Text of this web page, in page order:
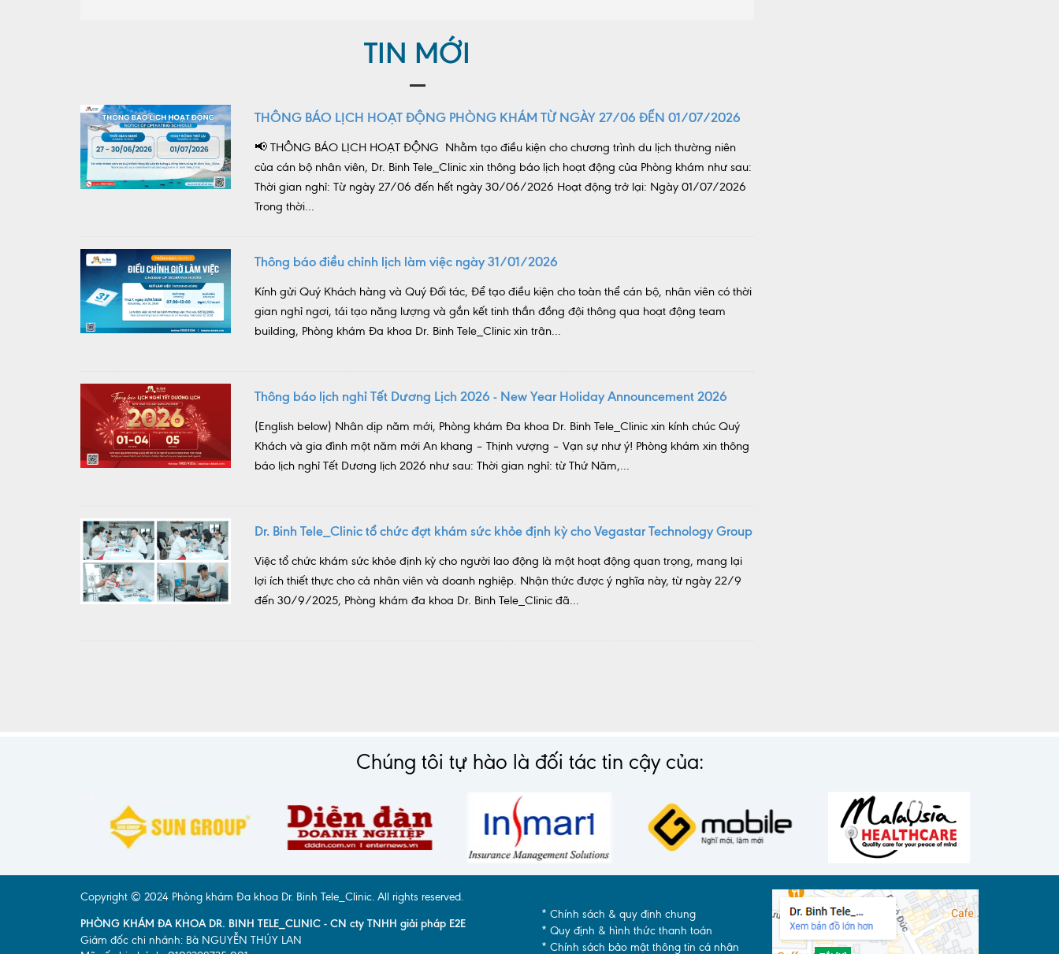
TIN MỚI
THÔNG BÁO LỊCH HOẠT ĐỘNG PHÒNG KHÁM TỪ NGÀY 27/06 ĐẾN 01/07/2026
📢 THÔNG BÁO LỊCH HOẠT ĐỘNG Nhằm tạo điều kiện cho chương trình du lịch thường niên
của cán bộ nhân viên, Dr. Binh Tele_Clinic xin thông báo lịch hoạt động của Phòng khám như sau:
Thời gian nghỉ: Từ ngày 27/06 đến hết ngày 30/06/2026 Hoạt động trở lại: Ngày 01/07/2026
Trong thời...
Thông báo điều chỉnh lịch làm việc ngày 31/01/2026
Kính gửi Quý Khách hàng và Quý Đối tác, Để tạo điều kiện cho toàn thể cán bộ, nhân viên có thời
gian nghỉ ngơi, tái tạo năng lượng và gắn kết tinh thần đồng đội thông qua hoạt động team
building, Phòng khám Đa khoa Dr. Binh Tele_Clinic xin trân...
Thông báo lịch nghỉ Tết Dương Lịch 2026 - New Year Holiday Announcement 2026
(English below) Nhân dịp năm mới, Phòng khám Đa khoa Dr. Binh Tele_Clinic xin kính chúc Quý
Khách và gia đình một năm mới An khang – Thịnh vượng – Vạn sự như ý! Phòng khám xin thông
báo lịch nghỉ Tết Dương lịch 2026 như sau: Thời gian nghỉ: từ Thứ Năm,...
Dr. Binh Tele_Clinic tổ chức đợt khám sức khỏe định kỳ cho Vegastar Technology Group
Việc tổ chức khám sức khỏe định kỳ cho người lao động là một hoạt động quan trọng, mang lại
lợi ích thiết thực cho cả nhân viên và doanh nghiệp. Nhận thức được ý nghĩa này, từ ngày 22/9
đến 30/9/2025, Phòng khám đa khoa Dr. Binh Tele_Clinic đã...
Chúng tôi tự hào là đối tác tin cậy của:
Copyright © 2024 Phòng khám Đa khoa Dr. Binh Tele_Clinic. All rights reserved.
PHÒNG KHÁM ĐA KHOA DR. BINH TELE_CLINIC - CN cty TNHH giải pháp E2E
Giám đốc chi nhánh: Bà NGUYỄN THÚY LAN
* Chính sách & quy định chung
* Quy định & hình thức thanh toán
* Chính sách bảo mật thông tin cá nhân